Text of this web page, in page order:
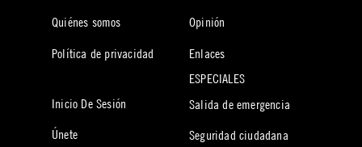
Quiénes somos
Política de privacidad
Inicio De Sesión
Únete
Opinión
Enlaces
ESPECIALES
Salida de emergencia
Seguridad ciudadana